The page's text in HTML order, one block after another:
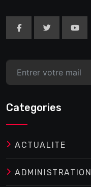
Categories
ACTUALITE
ADMINISTRATION